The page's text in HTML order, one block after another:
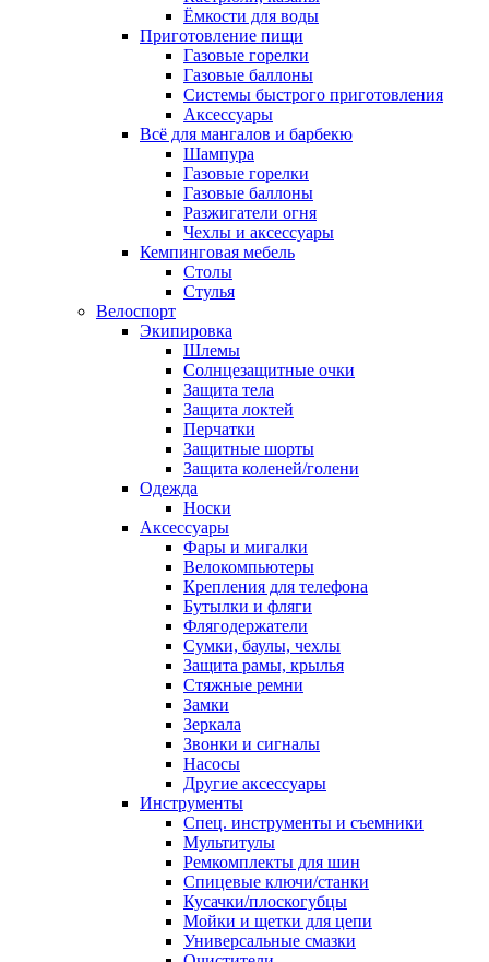
Ёмкости для воды
Приготовление пищи
Газовые горелки
Газовые баллоны
Системы быстрого приготовления
Аксессуары
Всё для мангалов и барбекю
Шампура
Газовые горелки
Газовые баллоны
Разжигатели огня
Чехлы и аксессуары
Кемпинговая мебель
Столы
Стулья
Велоспорт
Экипировка
Шлемы
Солнцезащитные очки
Защита тела
Защита локтей
Перчатки
Защитные шорты
Защита коленей/голени
Одежда
Носки
Аксессуары
Фары и мигалки
Велокомпьютеры
Крепления для телефона
Бутылки и фляги
Флягодержатели
Сумки, баулы, чехлы
Защита рамы, крылья
Стяжные ремни
Замки
Зеркала
Звонки и сигналы
Насосы
Другие аксессуары
Инструменты
Спец. инструменты и съемники
Мультитулы
Ремкомплекты для шин
Спицевые ключи/станки
Кусачки/плоскогубцы
Мойки и щетки для цепи
Универсальные смазки